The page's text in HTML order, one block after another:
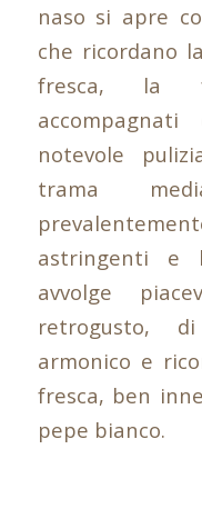
naso si apre
che ricordano
fresca, la
notevole
trama
astringenti e
avvolge
retrogusto,
armonico e
fresca, ben
pepe bianco.